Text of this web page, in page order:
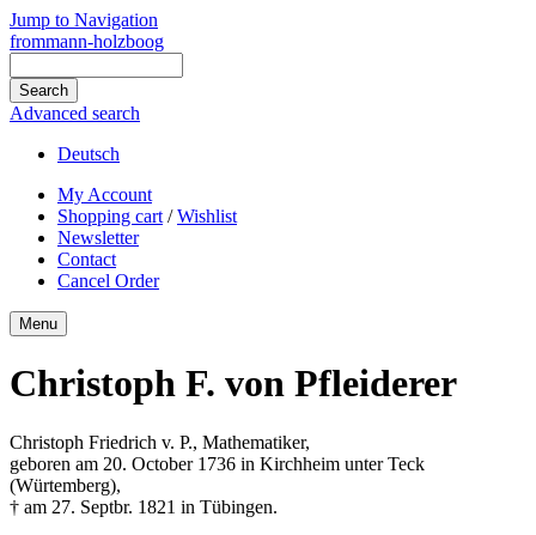
Jump to Navigation
frommann-holzboog
Advanced search
Deutsch
My Account
Shopping cart /Wishlist
Newsletter
Contact
Cancel Order
Menu
Christoph F. von Pfleiderer
Christoph Friedrich v. P., Mathematiker,
geboren am 20. October 1736 in Kirchheim unter Teck
(Würtemberg),
† am 27. Septbr. 1821 in Tübingen.